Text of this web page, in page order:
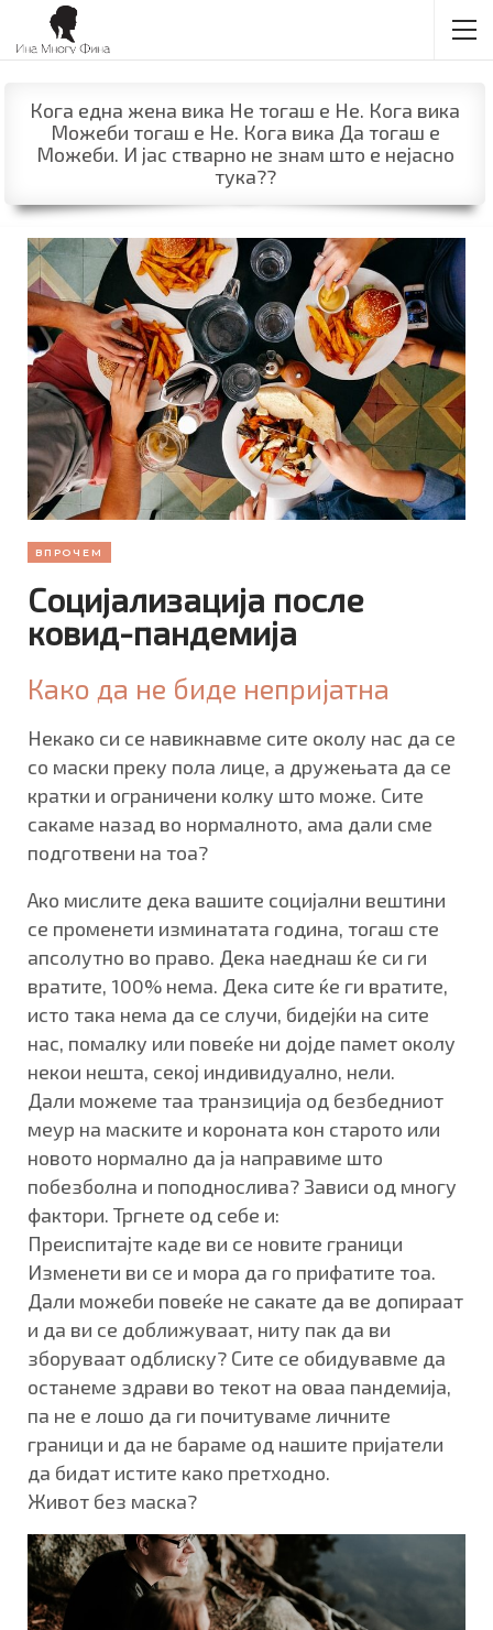
Кога една жена вика Не тогаш е Не. Кога вика
Можеби тогаш е Не. Кога вика Да тогаш е
Можеби. И јас стварно не знам што е нејасно
тука??
ВПРОЧЕМ
Социјализација после
ковид-пандемија
Како да не биде непријатна
Некако си се навикнавме сите околу нас да се
со маски преку пола лице, а дружењата да се
кратки и ограничени колку што може. Сите
сакаме назад во нормалното, ама дали сме
подготвени на тоа?
Ако мислите дека вашите социјални вештини
се променети изминатата година, тогаш сте
апсолутно во право. Дека наеднаш ќе си ги
вратите, 100% нема. Дека сите ќе ги вратите,
исто така нема да се случи, бидејќи на сите
нас, помалку или повеќе ни дојде памет околу
некои нешта, секој индивидуално, нели.
Дали можеме таа транзиција од безбедниот
меур на маските и короната кон старото или
новото нормално да ја направиме што
побезболна и поподнослива? Зависи од многу
фактори. Тргнете од себе и:
Преиспитајте каде ви се новите граници
Изменети ви се и мора да го прифатите тоа.
Дали можеби повеќе не сакате да ве допираат
и да ви се доближуваат, ниту пак да ви
зборуваат одблиску? Сите се обидувавме да
останеме здрави во текот на оваа пандемија,
па не е лошо да ги почитуваме личните
граници и да не бараме од нашите пријатели
да бидат истите како претходно.
Живот без маска?